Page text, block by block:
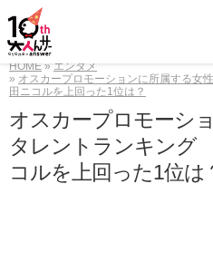
HOME
エンタメ
オスカープロモーションに所属する
田ニコルを上回った1位は？
オスカープロモーシ
タレントランキング
コルを上回った1位は